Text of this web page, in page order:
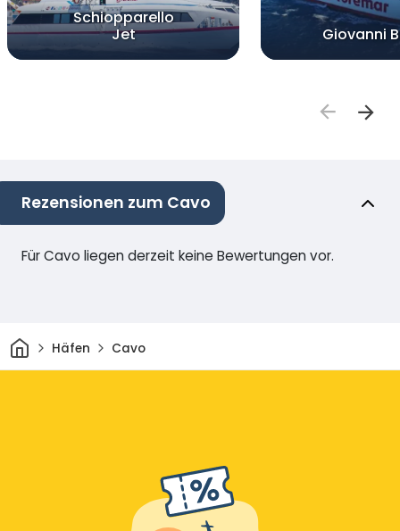
Schiopparello
Jet
Giovanni
Rezensionen zum Cavo
Für Cavo liegen derzeit keine Bewertungen vor.
HeimHäfen Cavo